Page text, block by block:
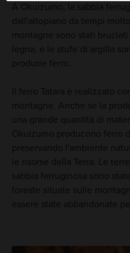
A Okuizumo, la sabbia
dall'altopiano da tempi
montagne sono stati
legna, e le stufe di argilla
produrre ferro.
Il ferro Tatara è realizzato
montagne. Anche se la
una grande quantità di
Okuizumo producono ferro
preservando l'ambiente
le risorse della Terra. Le
sabbia ferruginosa sono
foreste situate sulle
essere state abbandonate